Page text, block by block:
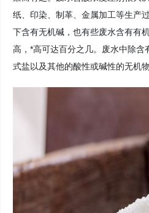
纸、印染、制革、金属加工等生产
下含有无机碱，也有些废水含有有
高，*高可达百分之几。废水中除含
式盐以及其他的酸性或碱性的无机